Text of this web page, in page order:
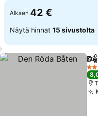
Alkaen 42 €
Näytä hinnat 15 sivustolta
Jaa
2